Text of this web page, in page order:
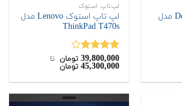
لپ تاپ 15 اینچی Dell مدل
لپ‌تاپ استوک
لپ تاپ استوک Lenovo مدل
ThinkPad T470s
نمره
4.00از 5
39,800,000 تومان ‌ تا ‌
45,300,000 تومان